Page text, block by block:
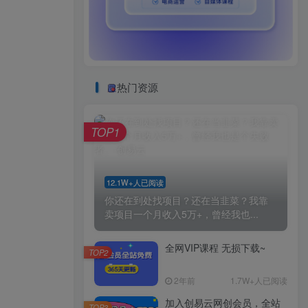
热门资源
12.1W+人已阅读
你还在到处找项目？还在当韭菜？我靠
卖项目一个月收入5万+，曾经我也...
TOP1
全网VIP课程 无损下载~
2年前 1.7W+人已阅读
TOP2
加入创易云网创会员，全站